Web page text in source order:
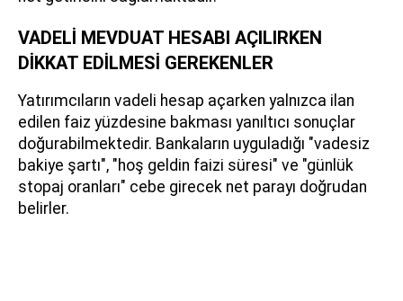
VADELİ MEVDUAT HESABI AÇILIRKEN
DİKKAT EDİLMESİ GEREKENLER
Yatırımcıların vadeli hesap açarken yalnızca ilan
edilen faiz yüzdesine bakması yanıltıcı sonuçlar
doğurabilmektedir. Bankaların uyguladığı "vadesiz
bakiye şartı", "hoş geldin faizi süresi" ve "günlük
stopaj oranları" cebe girecek net parayı doğrudan
belirler.